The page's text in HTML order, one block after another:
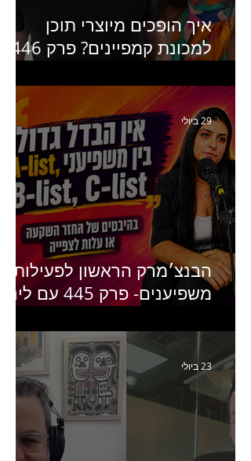
איך הופכים מיוצרי תוכן
למכונת קמפיינים? פרק 446
ומנהלת לשעבר של קהילת
היוצרים של טיקטוק
הבנצ׳מרק הראשון לפעילות
משפיענים- פרק 445 עם לינוי
Humanz ישראל
29 ביולי
23 ביולי